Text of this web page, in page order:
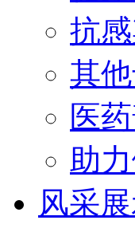
抗
其
医
助
风采